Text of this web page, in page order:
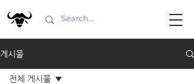
게시물
전체 게시물